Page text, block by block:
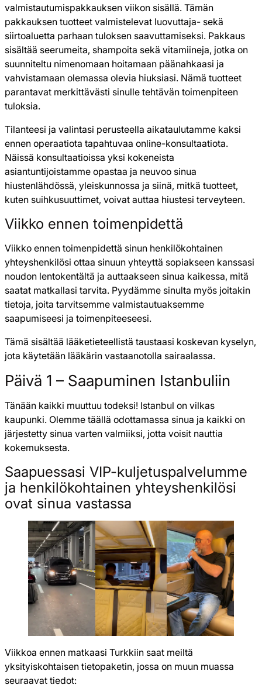
valmistautumispakkauksen viikon sisällä. Tämän
pakkauksen tuotteet valmistelevat luovuttaja- sekä
siirtoaluetta parhaan tuloksen saavuttamiseksi. Pakkaus
sisältää seerumeita, shampoita sekä vitamiineja, jotka on
suunniteltu nimenomaan hoitamaan päänahkaasi ja
vahvistamaan olemassa olevia hiuksiasi. Nämä tuotteet
parantavat merkittävästi sinulle tehtävän toimenpiteen
tuloksia.
Tilanteesi ja valintasi perusteella aikataulutamme kaksi
ennen operaatiota tapahtuvaa online-konsultaatiota.
Näissä konsultaatioissa yksi kokeneista
asiantuntijoistamme opastaa ja neuvoo sinua
hiustenlähdössä, yleiskunnossa ja siinä, mitkä tuotteet,
kuten suihkusuuttimet, voivat auttaa hiustesi terveyteen.
Viikko ennen toimenpidettä
Viikko ennen toimenpidettä sinun henkilökohtainen
yhteyshenkilösi ottaa sinuun yhteyttä sopiakseen kanssasi
noudon lentokentältä ja auttaakseen sinua kaikessa, mitä
saatat matkallasi tarvita. Pyydämme sinulta myös joitakin
tietoja, joita tarvitsemme valmistautuaksemme
saapumiseesi ja toimenpiteeseesi.
Tämä sisältää lääketieteellistä taustaasi koskevan kyselyn,
jota käytetään lääkärin vastaanotolla sairaalassa.
Päivä 1 – Saapuminen Istanbuliin
Tänään kaikki muuttuu todeksi! Istanbul on vilkas
kaupunki. Olemme täällä odottamassa sinua ja kaikki on
järjestetty sinua varten valmiiksi, jotta voisit nauttia
kokemuksesta.
Saapuessasi VIP-kuljetuspalvelumme
ja henkilökohtainen yhteyshenkilösi
ovat sinua vastassa
Viikkoa ennen matkaasi Turkkiin saat meiltä
yksityiskohtaisen tietopaketin, jossa on muun muassa
seuraavat tiedot: